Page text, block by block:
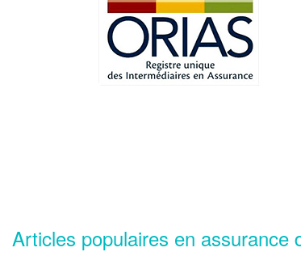
Articles populaires en assurance